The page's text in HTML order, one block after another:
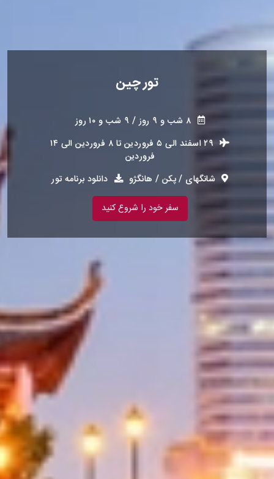
تور چین
۸ شب و ۹ روز / ۹ شب و ۱۰ روز
۲۹ اسفند الی ۵ فروردین
تا
۸ فروردین الی ۱۴
فروردین
شانگهای / پکن / هانگژو
دانلود برنامه تور
سفر خود را شروع کنید